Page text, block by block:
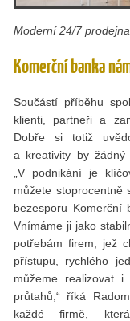
Moderní 24/7
Komerční banka
Součástí příběhu
klienti, partneři a
Dobře si totiž
a kreativity by žádný
„V podnikání je
můžete stoprocentně
bezesporu Komerční
Vnímáme ji jako
potřebám firem, jež
přístupu, rychlého
můžeme realizovat i
průtahů,“ říká
každé firmě,